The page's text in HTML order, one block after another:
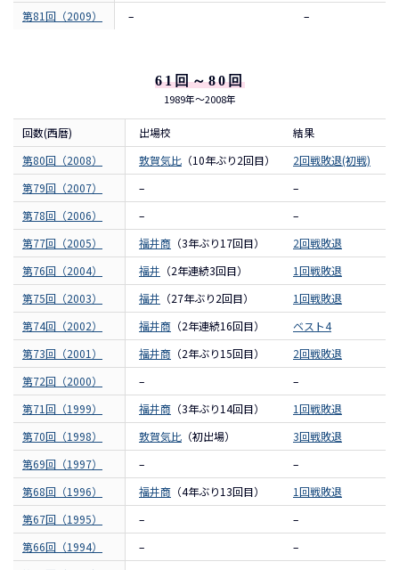
第81回（2009）
– –
61回～80回
1989年～2008年
回数(西暦) 出場校
結果
第80回（2008）
敦賀気比 （10年ぶり2回目）
2回戦敗退(初戦)
第79回（2007）
–
–
第78回（2006）
–
–
第77回（2005）
福井商 （3年ぶり17回目）
2回戦敗退
第76回（2004）
福井 （2年連続3回目）
1回戦敗退
第75回（2003）
福井 （27年ぶり2回目）
1回戦敗退
第74回（2002）
福井商 （2年連続16回目）
ベスト4
第73回（2001）
福井商 （2年ぶり15回目）
2回戦敗退
第72回（2000）
–
–
第71回（1999）
福井商 （3年ぶり14回目）
1回戦敗退
第70回（1998）
敦賀気比 （初出場）
3回戦敗退
第69回（1997）
–
–
第68回（1996）
福井商 （4年ぶり13回目）
1回戦敗退
第67回（1995）
–
–
第66回（1994）
–
–